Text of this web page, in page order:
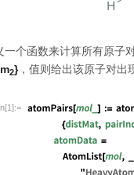
一个函数来计算所有原子
2}，值则给出该原子对出